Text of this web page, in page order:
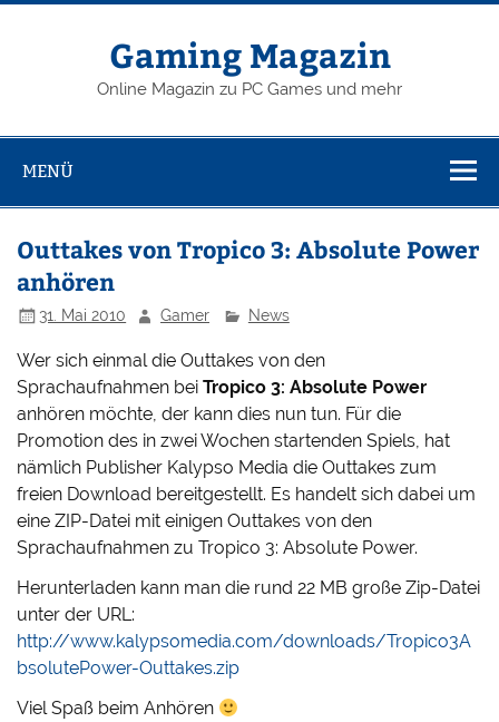
Zum
Gaming Magazin
Online Magazin zu PC Games und mehr
MENÜ
Outtakes von Tropico 3: Absolute Power
anhören
31. Mai 2010 Gamer News
Wer sich einmal die Outtakes von den
Sprachaufnahmen beiTropico 3: Absolute Power
anhören möchte, der kann dies nun tun. Für die
Promotion des in zwei Wochen startenden Spiels, hat
nämlich Publisher Kalypso Media die Outtakes zum
freien Download bereitgestellt. Es handelt sich dabei um
eine ZIP-Datei mit einigen Outtakes von den
Sprachaufnahmen zu Tropico 3: Absolute Power.
Herunterladen kann man die rund 22 MB große Zip-Datei
unter der URL:
http://www.kalypsomedia.com/downloads/Tropico3A
bsolutePower-Outtakes.zip
Viel Spaß beim Anhören